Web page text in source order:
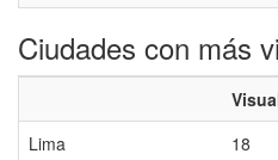
Ciudades con más
Lima
18